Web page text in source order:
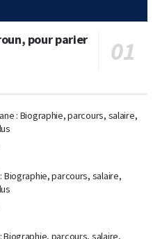
pour parier
: Biographie, parcours, salaire,
Biographie, parcours, salaire,
Biographie, parcours, salaire,